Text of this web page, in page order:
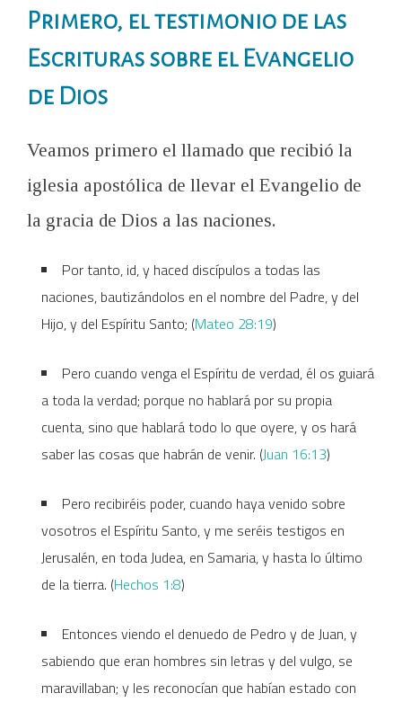
Primero, el testimonio de las
Escrituras sobre el Evangelio
de Dios
Veamos primero el llamado que recibió la
iglesia apostólica de llevar el Evangelio de
la gracia de Dios a las naciones.
Por tanto, id, y haced discípulos a todas las
naciones, bautizándolos en el nombre del Padre, y del
Hijo, y del Espíritu Santo; (Mateo 28:19)
Pero cuando venga el Espíritu de verdad, él os guiará
a toda la verdad; porque no hablará por su propia
cuenta, sino que hablará todo lo que oyere, y os hará
saber las cosas que habrán de venir. (Juan 16:13)
Pero recibiréis poder, cuando haya venido sobre
vosotros el Espíritu Santo, y me seréis testigos en
Jerusalén, en toda Judea, en Samaria, y hasta lo último
de la tierra. (Hechos 1:8)
Entonces viendo el denuedo de Pedro y de Juan, y
sabiendo que eran hombres sin letras y del vulgo, se
maravillaban; y les reconocían que habían estado con